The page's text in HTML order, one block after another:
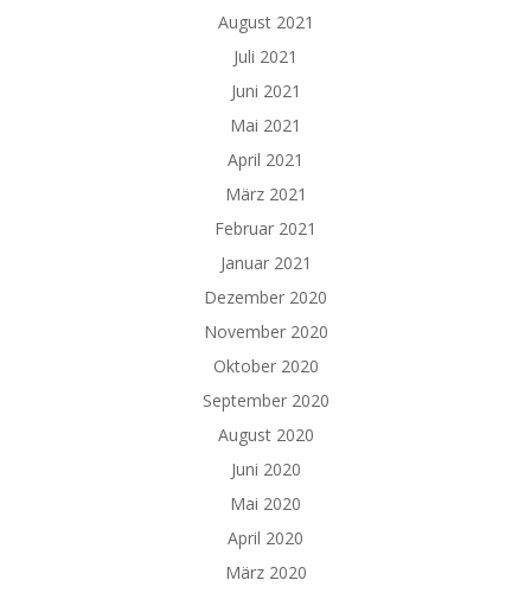
August 2021
Juli 2021
Juni 2021
Mai 2021
April 2021
März 2021
Februar 2021
Januar 2021
Dezember 2020
November 2020
Oktober 2020
September 2020
August 2020
Juni 2020
Mai 2020
April 2020
März 2020